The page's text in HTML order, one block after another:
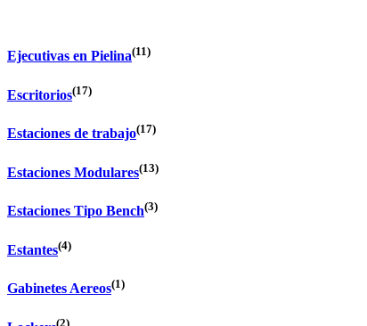
Ejecutivas en Pielina(11)
Escritorios(17)
Estaciones de trabajo(17)
Estaciones Modulares(13)
Estaciones Tipo Bench(3)
Estantes(4)
Gabinetes Aereos(1)
(2)